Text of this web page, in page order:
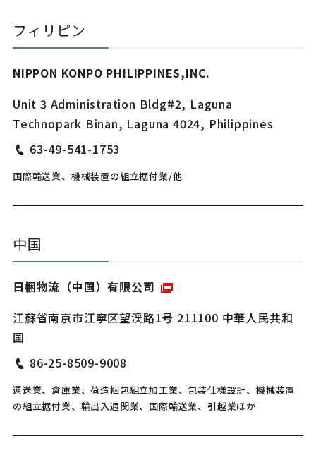
フィリピン
NIPPON KONPO PHILIPPINES,INC.
Unit 3 Administration Bldg#2, Laguna
Technopark Binan, Laguna 4024, Philippines
63-49-541-1753
国際輸送業、機械装置の組立据付業/他
中国
日梱物流（中国）有限公司
江蘇省南京市江寧区望渓路1号 211100 中華人民共和
国
86-25-8509-9008
運送業、倉庫業、荷造梱包組立加工業、包装仕様設計、機械装置
の組立据付業、輸出入通関業、国際輸送業、引越業ほか